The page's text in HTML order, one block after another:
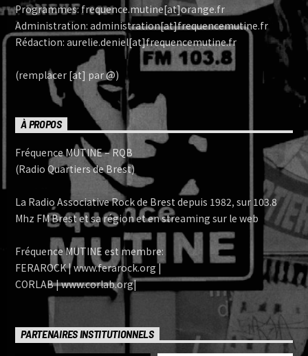
Programmes: frequence.mutine[at]orange.fr
Administration: administration[at]frequencemutine.fr
Rédaction: aurelie.deniel[at]frequencemutine.fr
(remplacer [at] par @)
À PROPOS
Fréquence MUTINE – RQB
(Radio Quartiers de Brest)
La Radio Associative Rock de Brest depuis 1982, sur 103.8
Mhz FM Brest et sa région et en streaming sur le web
Fréquence MUTINE est membre:
FERAROCK | www.ferarock.org |
CORLAB | www.corlab.org|
PARTENAIRES INSTITUTIONNELS